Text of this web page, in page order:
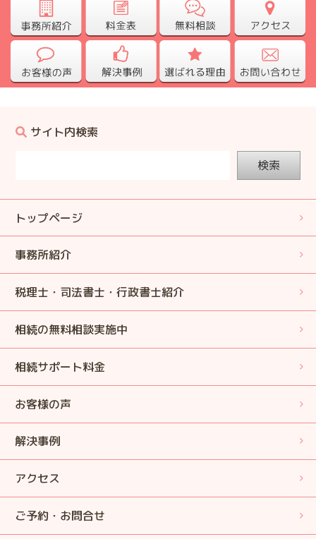
サイト内検索
検索
トップページ
事務所紹介
税理士・司法書士・行政書士紹介
相続の無料相談実施中
相続サポート料金
お客様の声
解決事例
アクセス
ご予約・お問合せ